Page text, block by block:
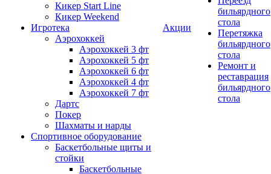
Кикер Start Line
Кикер Weekend
Игротека
Аэрохоккей
Аэрохоккей 3 фт
Аэрохоккей 5 фт
Аэрохоккей 6 фт
Аэрохоккей 4 фт
Аэрохоккей 7 фт
Дартс
Покер
Шахматы и нарды
Спортивное оборудование
Баскетбольные щиты и
стойки
Баскетбольные
Акции
бильярдного
стола
Перетяжка
бильярдного
стола
Ремонт и
реставрация
бильярдного
стола